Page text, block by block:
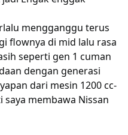
mengganggu terus
flownya di mid lalu rasa
seperti gen 1 cuman
dengan generasi
dari mesin 1200 cc-
membawa Nissan